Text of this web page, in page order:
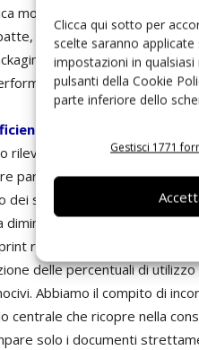
Clicca qui sotto per
scelte saranno
impostazioni in
pulsanti della Cookie
parte inferiore dello
Gestisci 1771
mondiale. Passare quindi
LFL, HID o Led,
che prevedono una
costituiscono un
per dare un
rilevabile, è necessario che la
parte del nostro Dna. Le
server: azioni dai risultati
del numero di
ridotto. I produttori di
delle percentuali di
Abbiamo il compito di
centrale che ricopre nella
solo i documenti